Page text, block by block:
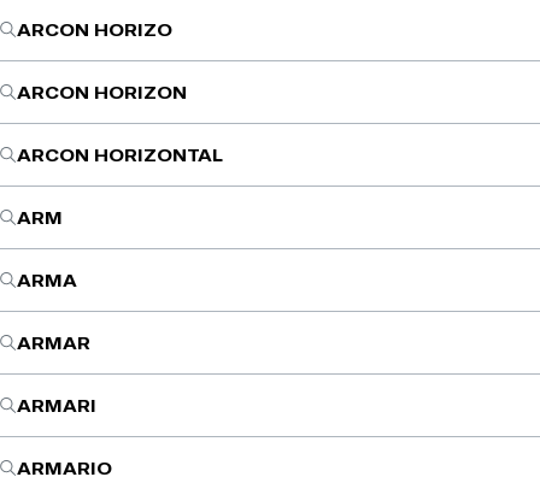
ARCON HORIZO
ARCON HORIZON
ARCON HORIZONTAL
ARM
ARMA
ARMAR
ARMARI
ARMARIO